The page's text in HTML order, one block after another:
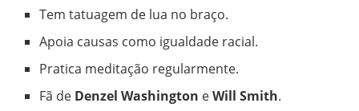
Tem tatuagem de lua no braço.
Apoia causas como igualdade racial.
Pratica meditação regularmente.
Fã de Denzel Washington eWill Smith.